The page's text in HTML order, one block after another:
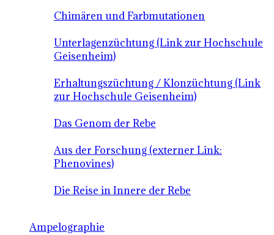
Chimären und Farbmutationen
Unterlagenzüchtung (Link zur Hochschule
Geisenheim)
Erhaltungszüchtung / Klonzüchtung (Link
zur Hochschule Geisenheim)
Das Genom der Rebe
Aus der Forschung (externer Link:
Phenovines)
Die Reise in Innere der Rebe
Ampelographie